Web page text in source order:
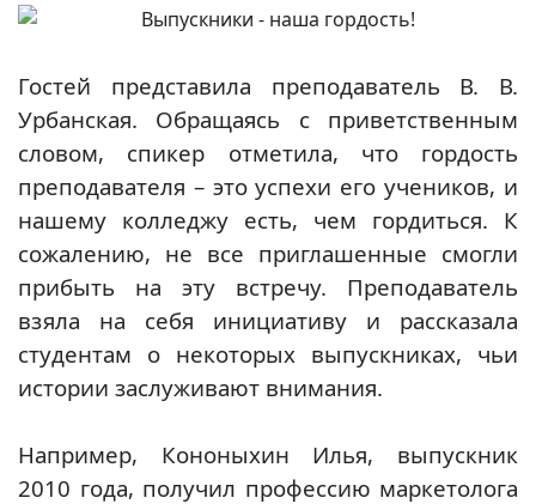
Гостей представила преподаватель В. В.
Урбанская. Обращаясь с приветственным
словом, спикер отметила, что гордость
преподавателя – это успехи его учеников, и
нашему колледжу есть, чем гордиться. К
сожалению, не все приглашенные смогли
прибыть на эту встречу. Преподаватель
взяла на себя инициативу и рассказала
студентам о некоторых выпускниках, чьи
истории заслуживают внимания.
Например, Кононыхин Илья, выпускник
2010 года, получил профессию маркетолога